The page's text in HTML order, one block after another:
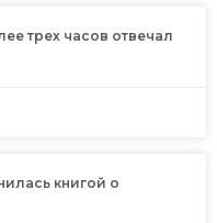
трех часов отвечал
книгой о